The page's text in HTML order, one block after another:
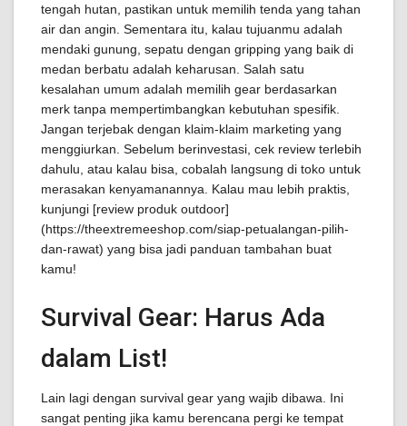
tengah hutan, pastikan untuk memilih tenda yang tahan
air dan angin. Sementara itu, kalau tujuanmu adalah
mendaki gunung, sepatu dengan gripping yang baik di
medan berbatu adalah keharusan. Salah satu
kesalahan umum adalah memilih gear berdasarkan
merk tanpa mempertimbangkan kebutuhan spesifik.
Jangan terjebak dengan klaim-klaim marketing yang
menggiurkan. Sebelum berinvestasi, cek review terlebih
dahulu, atau kalau bisa, cobalah langsung di toko untuk
merasakan kenyamanannya. Kalau mau lebih praktis,
kunjungi [review produk outdoor]
(https://theextremeeshop.com/siap-petualangan-pilih-
dan-rawat) yang bisa jadi panduan tambahan buat
kamu!
Survival Gear: Harus Ada
dalam List!
Lain lagi dengan survival gear yang wajib dibawa. Ini
sangat penting jika kamu berencana pergi ke tempat